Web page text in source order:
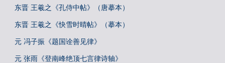
东晋 王羲之《孔侍中帖》（唐摹本）
东晋 王羲之《快雪时晴帖》（摹本）
元 冯子振《题国诠善见律》
元 张雨《登南峰绝顶七言律诗轴》